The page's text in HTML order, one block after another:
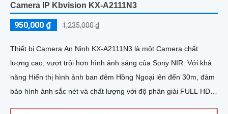
Camera IP Kbvision KX-A2111N3
950,000 ₫ 1,235,000 ₫
Thiết bị Camera An Ninh KX-A2111N3 là một Camera chất
lượng cao, vượt trội hơn hình ảnh sáng của Sony NIR. Với khả
năng Hiển thị hình ảnh ban đêm Hồng Ngoại lên đến 30m, đảm
bảo hình ảnh sắc nét và chất lượng với độ phân giải FULL HD